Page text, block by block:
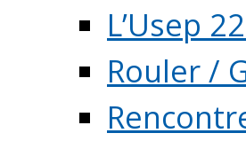
L’Usep
Rouler /